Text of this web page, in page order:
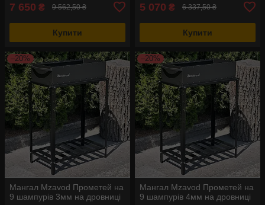
7 650 ₴ 9 562,50 ₴
Купити
5 070 ₴ 6 337,50 ₴
Купити
–20%
Мангал Mzavod Прометей на
9 шампурів 3мм на дровниці
–20%
Мангал Mzavod Прометей на
9 шампурів 4мм на дровниці